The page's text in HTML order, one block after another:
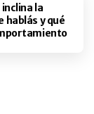
la
hablás y qué